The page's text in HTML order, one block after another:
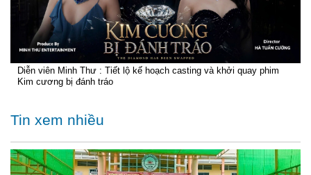
Diễn viên Minh Thư : Tiết lộ kế hoạch casting và khởi quay phim
Kim cương bị đánh tráo
Tin xem nhiều